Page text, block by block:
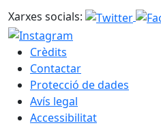
Xarxes socials:
Crèdits
Contactar
Protecció de dades
Avís legal
Accessibilitat